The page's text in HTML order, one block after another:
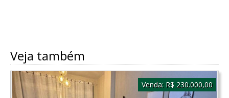
Veja também
Venda: R$ 230.000,00